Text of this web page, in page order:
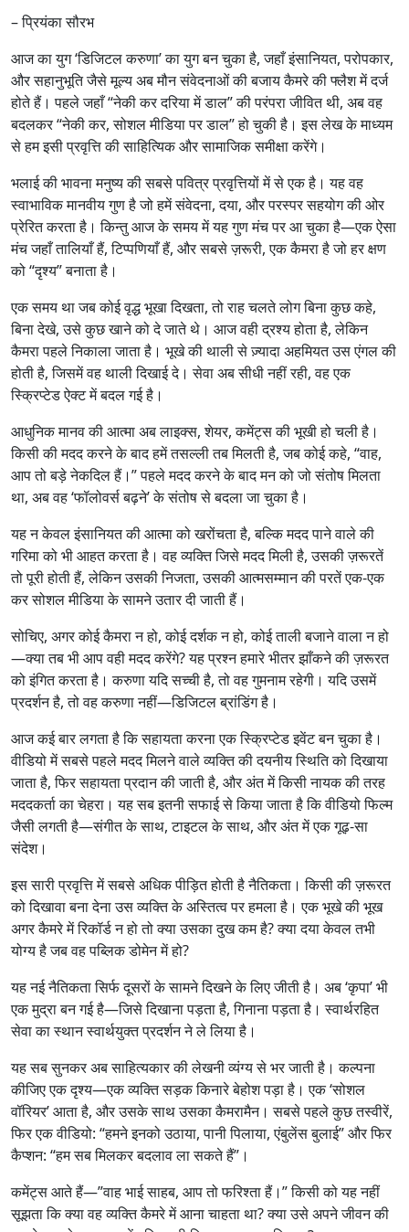
– प्रियंका सौरभ
आज का युग ‘डिजिटल करुणा’ का युग बन चुका है, जहाँ इंसानियत, परोपकार,
और सहानुभूति जैसे मूल्य अब मौन संवेदनाओं की बजाय कैमरे की फ्लैश में दर्ज
होते हैं। पहले जहाँ “नेकी कर दरिया में डाल” की परंपरा जीवित थी, अब वह
बदलकर “नेकी कर, सोशल मीडिया पर डाल” हो चुकी है। इस लेख के माध्यम
से हम इसी प्रवृत्ति की साहित्यिक और सामाजिक समीक्षा करेंगे।
भलाई की भावना मनुष्य की सबसे पवित्र प्रवृत्तियों में से एक है। यह वह
स्वाभाविक मानवीय गुण है जो हमें संवेदना, दया, और परस्पर सहयोग की ओर
प्रेरित करता है। किन्तु आज के समय में यह गुण मंच पर आ चुका है—एक ऐसा
मंच जहाँ तालियाँ हैं, टिप्पणियाँ हैं, और सबसे ज़रूरी, एक कैमरा है जो हर क्षण
को “दृश्य” बनाता है।
एक समय था जब कोई वृद्ध भूखा दिखता, तो राह चलते लोग बिना कुछ कहे,
बिना देखे, उसे कुछ खाने को दे जाते थे। आज वही द्रश्य होता है, लेकिन
कैमरा पहले निकाला जाता है। भूखे की थाली से ज़्यादा अहमियत उस एंगल की
होती है, जिसमें वह थाली दिखाई दे। सेवा अब सीधी नहीं रही, वह एक
स्क्रिप्टेड ऐक्ट में बदल गई है।
आधुनिक मानव की आत्मा अब लाइक्स, शेयर, कमेंट्स की भूखी हो चली है।
किसी की मदद करने के बाद हमें तसल्ली तब मिलती है, जब कोई कहे, “वाह,
आप तो बड़े नेकदिल हैं।” पहले मदद करने के बाद मन को जो संतोष मिलता
था, अब वह ‘फॉलोवर्स बढ़ने’ के संतोष से बदला जा चुका है।
यह न केवल इंसानियत की आत्मा को खरोंचता है, बल्कि मदद पाने वाले की
गरिमा को भी आहत करता है। वह व्यक्ति जिसे मदद मिली है, उसकी ज़रूरतें
तो पूरी होती हैं, लेकिन उसकी निजता, उसकी आत्मसम्मान की परतें एक-एक
कर सोशल मीडिया के सामने उतार दी जाती हैं।
सोचिए, अगर कोई कैमरा न हो, कोई दर्शक न हो, कोई ताली बजाने वाला न हो
—क्या तब भी आप वही मदद करेंगे? यह प्रश्न हमारे भीतर झाँकने की ज़रूरत
को इंगित करता है। करुणा यदि सच्ची है, तो वह गुमनाम रहेगी। यदि उसमें
प्रदर्शन है, तो वह करुणा नहीं—डिजिटल ब्रांडिंग है।
आज कई बार लगता है कि सहायता करना एक स्क्रिप्टेड इवेंट बन चुका है।
वीडियो में सबसे पहले मदद मिलने वाले व्यक्ति की दयनीय स्थिति को दिखाया
जाता है, फिर सहायता प्रदान की जाती है, और अंत में किसी नायक की तरह
मददकर्ता का चेहरा। यह सब इतनी सफाई से किया जाता है कि वीडियो फिल्म
जैसी लगती है—संगीत के साथ, टाइटल के साथ, और अंत में एक गूढ़-सा
संदेश।
इस सारी प्रवृत्ति में सबसे अधिक पीड़ित होती है नैतिकता। किसी की ज़रूरत
को दिखावा बना देना उस व्यक्ति के अस्तित्व पर हमला है। एक भूखे की भूख
अगर कैमरे में रिकॉर्ड न हो तो क्या उसका दुख कम है? क्या दया केवल तभी
योग्य है जब वह पब्लिक डोमेन में हो?
यह नई नैतिकता सिर्फ दूसरों के सामने दिखने के लिए जीती है। अब ‘कृपा’ भी
एक मुद्रा बन गई है—जिसे दिखाना पड़ता है, गिनाना पड़ता है। स्वार्थरहित
सेवा का स्थान स्वार्थयुक्त प्रदर्शन ने ले लिया है।
यह सब सुनकर अब साहित्यकार की लेखनी व्यंग्य से भर जाती है। कल्पना
कीजिए एक दृश्य—एक व्यक्ति सड़क किनारे बेहोश पड़ा है। एक ‘सोशल
वॉरियर’ आता है, और उसके साथ उसका कैमरामैन। सबसे पहले कुछ तस्वीरें,
फिर एक वीडियो: “हमने इनको उठाया, पानी पिलाया, एंबुलेंस बुलाई” और फिर
कैप्शन: “हम सब मिलकर बदलाव ला सकते हैं”।
कमेंट्स आते हैं—”वाह भाई साहब, आप तो फरिश्ता हैं।” किसी को यह नहीं
सूझता कि क्या वह व्यक्ति कैमरे में आना चाहता था? क्या उसे अपने जीवन की